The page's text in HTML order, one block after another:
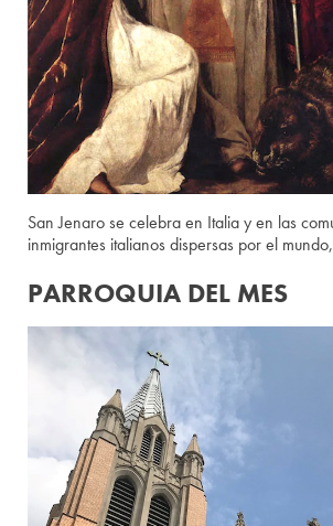
San Jenaro se celebra en Italia y en las
inmigrantes italianos dispersas por el
PARROQUIA DEL MES